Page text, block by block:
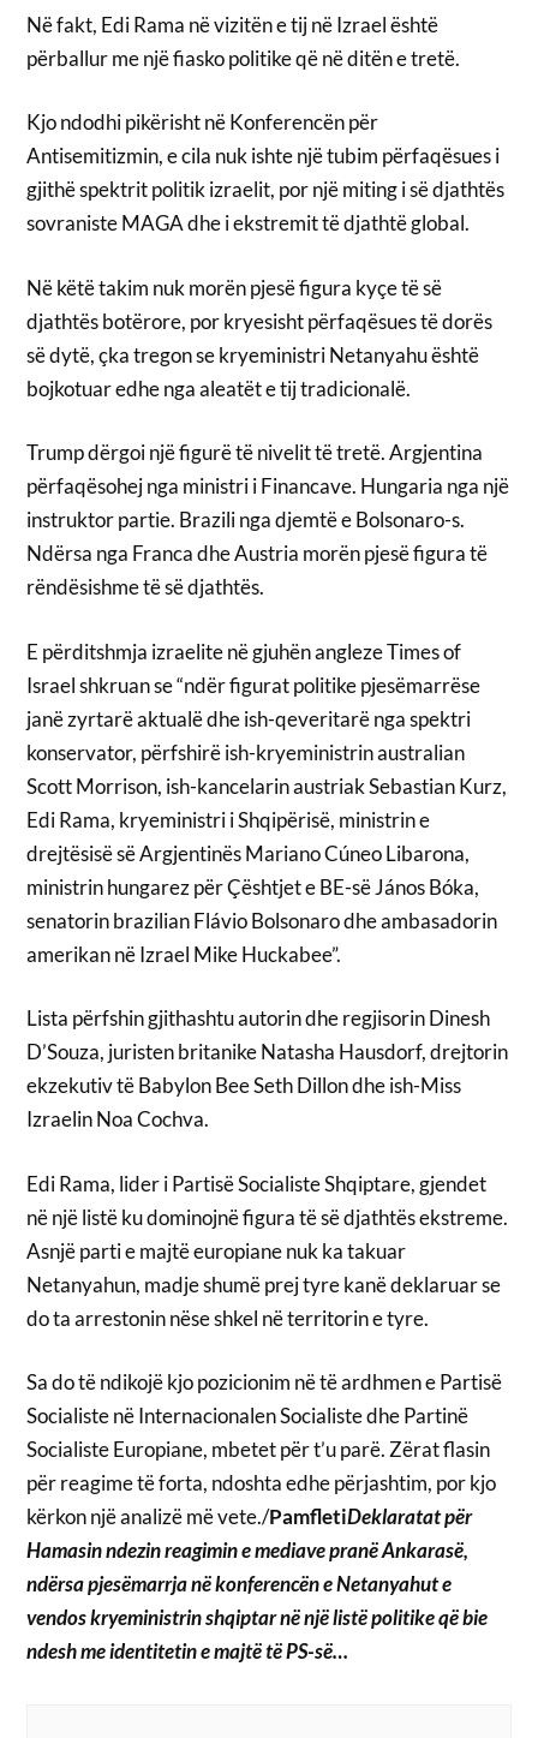
Në fakt, Edi Rama në vizitën e tij në Izrael është
përballur me një fiasko politike që në ditën e tretë.
Kjo ndodhi pikërisht në Konferencën për
Antisemitizmin, e cila nuk ishte një tubim përfaqësues i
gjithë spektrit politik izraelit, por një miting i së djathtës
sovraniste MAGA dhe i ekstremit të djathtë global.
Në këtë takim nuk morën pjesë figura kyçe të së
djathtës botërore, por kryesisht përfaqësues të dorës
së dytë, çka tregon se kryeministri Netanyahu është
bojkotuar edhe nga aleatët e tij tradicionalë.
Trump dërgoi një figurë të nivelit të tretë. Argjentina
përfaqësohej nga ministri i Financave. Hungaria nga një
instruktor partie. Brazili nga djemtë e Bolsonaro-s.
Ndërsa nga Franca dhe Austria morën pjesë figura të
rëndësishme të së djathtës.
E përditshmja izraelite në gjuhën angleze Times of
Israel shkruan se “ndër figurat politike pjesëmarrëse
janë zyrtarë aktualë dhe ish-qeveritarë nga spektri
konservator, përfshirë ish-kryeministrin australian
Scott Morrison, ish-kancelarin austriak Sebastian Kurz,
Edi Rama, kryeministri i Shqipërisë, ministrin e
drejtësisë së Argjentinës Mariano Cúneo Libarona,
ministrin hungarez për Çështjet e BE-së János Bóka,
senatorin brazilian Flávio Bolsonaro dhe ambasadorin
amerikan në Izrael Mike Huckabee”.
Lista përfshin gjithashtu autorin dhe regjisorin Dinesh
D’Souza, juristen britanike Natasha Hausdorf, drejtorin
ekzekutiv të Babylon Bee Seth Dillon dhe ish-Miss
Izraelin Noa Cochva.
Edi Rama, lider i Partisë Socialiste Shqiptare, gjendet
në një listë ku dominojnë figura të së djathtës ekstreme.
Asnjë parti e majtë europiane nuk ka takuar
Netanyahun, madje shumë prej tyre kanë deklaruar se
do ta arrestonin nëse shkel në territorin e tyre.
Sa do të ndikojë kjo pozicionim në të ardhmen e Partisë
Socialiste në Internacionalen Socialiste dhe Partinë
Socialiste Europiane, mbetet për t’u parë. Zërat flasin
për reagime të forta, ndoshta edhe përjashtim, por kjo
kërkon një analizë më vete./PamfletiDeklaratat për
Hamasin ndezin reagimin e mediave pranë Ankarasë,
ndërsa pjesëmarrja në konferencën e Netanyahut e
vendos kryeministrin shqiptar në një listë politike që bie
ndesh me identitetin e majtë të PS-së…